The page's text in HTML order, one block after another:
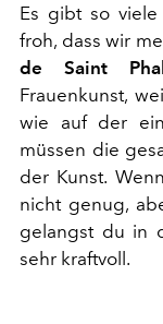
Es gibt so
froh, dass wir
de Saint
Frauenkunst,
wie auf der
müssen die
der Kunst.
nicht genug,
gelangst du in
sehr kraftvoll.